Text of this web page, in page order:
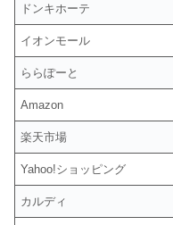
ドンキホーテ
イオンモール
ららぽーと
Amazon
楽天市場
Yahoo!ショッピング
カルディ